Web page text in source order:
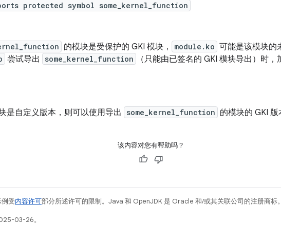
protected symbol some_kernel_function
的模块是受保护的 GKI 模块， module.ko 可能是该模块的
尝试导出 some_kernel_function
（只能由已签名的 GKI 模块导出）时
是自定义版本，则可以使用导出
some_kernel_function 的模块的 GKI 版
该内容对您有帮助吗？
受内容许可部分所述许可的限制。Java 和 OpenJDK 是 Oracle 和/或其关联公司的注册商标。
03-26。